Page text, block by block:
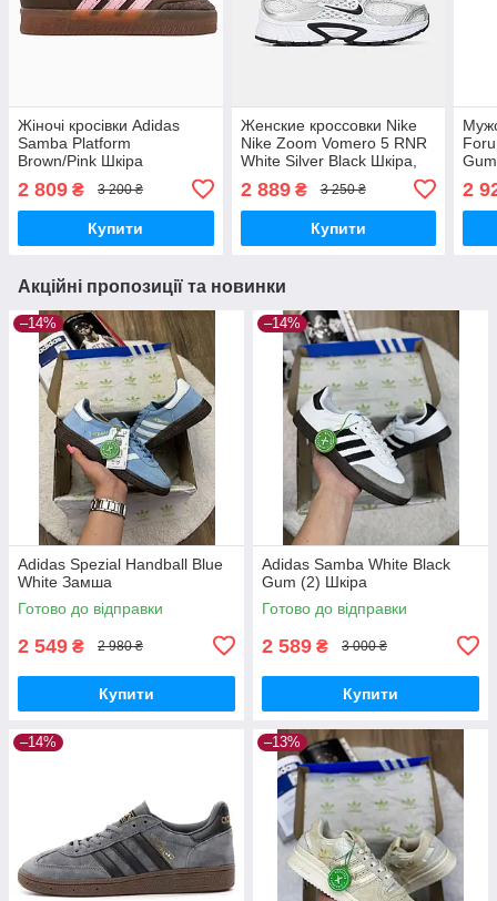
Жіночі кросівки Adidas
Samba Platform
Brown/Pink Шкіра
2 809 ₴ 3 200 ₴
Купити
Женские кроссовки Nike
Nike Zoom Vomero 5 RNR
White Silver Black Шкіра,
унисекс
2 889₴ 3 250 ₴
Купити
2
Акційні пропозиції та новинки
–14%
Adidas Spezial Handball Blue
White Замша
Готово до відправки
2 549 ₴ 2 980 ₴
Купити
–14%
Adidas Samba White Black
Gum (2) Шкіра
Готово до відправки
2 589 ₴ 3 000 ₴
Купити
–14% –13%